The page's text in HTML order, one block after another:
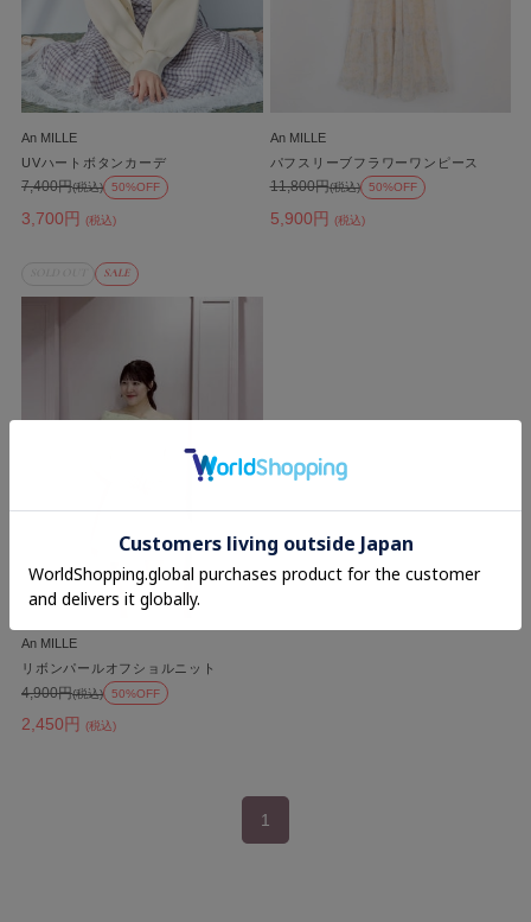
An MILLE
UVハートボタンカーデ
3,700円 (税込)
7,400円(税込) 50%OFF
An MILLE
パフスリーブフラワーワンピース
5,900円 (税込)
11,800円(税込) 50%OFF
SALE
An MILLE
リボンパールオフショルニット
2,450円 (税込)
4,900円(税込) 50%OFF
1